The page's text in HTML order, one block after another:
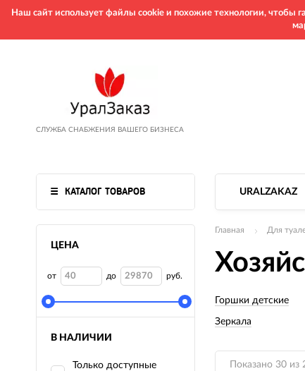
Наш сайт использует файлы cookie и похожие технологии, чтобы
СЛУЖБА СНАБЖЕНИЯ ВАШЕГО БИЗНЕСА
КАТАЛОГ ТОВАРОВ
ЦЕНА
от до руб.
В НАЛИЧИИ
Только доступные
URALZAKAZ
Главная Для
Горшки детские
Зеркала
Показано 30 из